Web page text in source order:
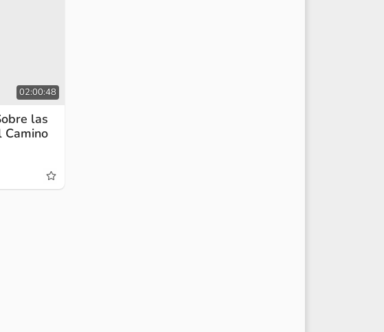
02:00:48
las
Camino